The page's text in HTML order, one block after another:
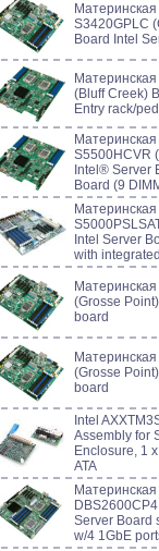
S3420GPLC
Board Intel
(Bluff Creek)
Entry rack/
S5500HCVR
Intel® Server
Board (9
Intel Server
with
(Grosse
board
(Grosse
board
Intel
Assembly for
Enclosure, 1
ATA
Server Board
w/4 1GbE